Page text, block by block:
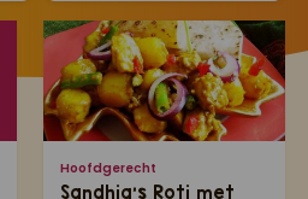
Hoofdgerecht
Sandhia's Roti met